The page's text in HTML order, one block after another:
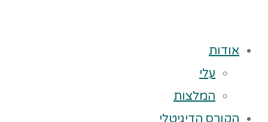
אודות
עלי
המלצות
הקורס הדיגיטלי